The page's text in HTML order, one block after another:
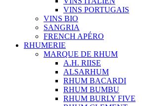
VINS PORTUGAIS
VINS BIO
SANGRIA
FRENCH APÉRO
RHUMERIE
MARQUE DE RHUM
A.H. RIISE
ALSARHUM
RHUM BACARDI
RHUM BUMBU
RHUM BURLY FIVE